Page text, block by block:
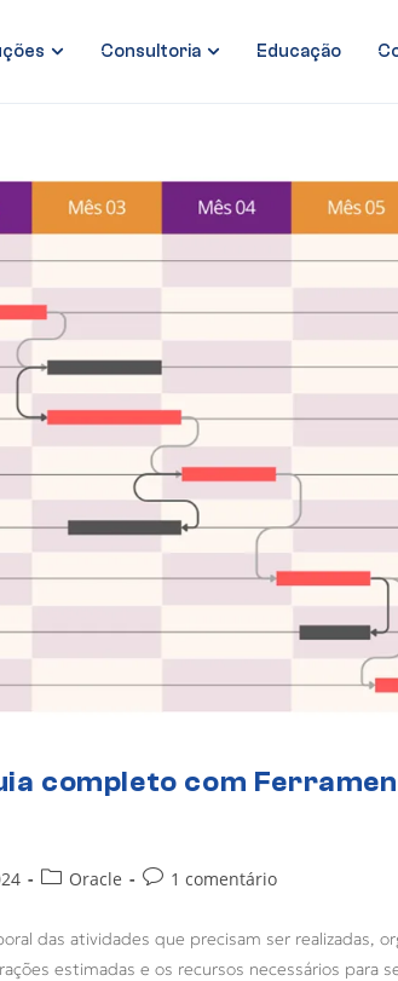
Consultoria Educação
completo com
Oracle 1 comentário
das atividades que precisam ser realizadas,
estimadas e os recursos necessários para